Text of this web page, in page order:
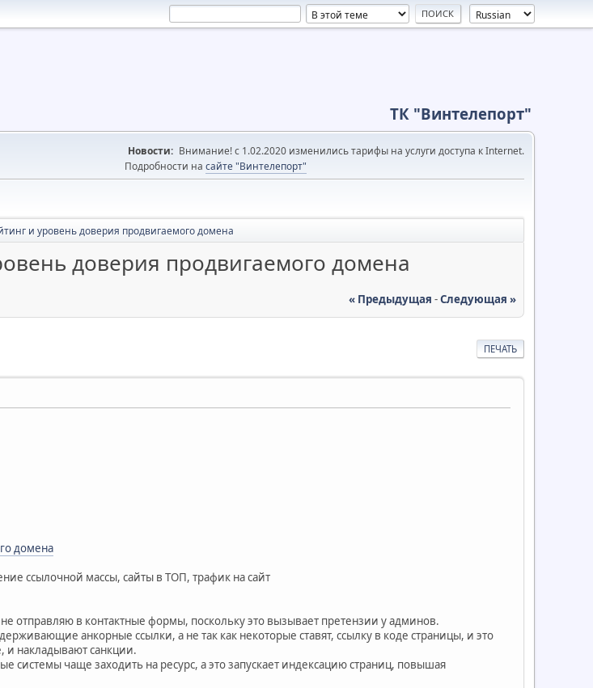
ТК "Винтелепорт"
Новости: Внимание! с 1.02.2020 изменились тарифы на услуги доступа к Internet.
Подробности на сайте "Винтелепорт"
и уровень доверия продвигаемого домена
доверия продвигаемого домена
« Предыдущая -Следующая »
ПЕЧАТЬ
домена
ссылочной массы, сайты в ТОП, трафик на сайт
отправляю в контактные формы, поскольку это вызывает претензии у админов.
анкорные ссылки, а не так как некоторые ставят, ссылку в коде страницы, и это
и накладывают санкции.
системы чаще заходить на ресурс, а это запускает индексацию страниц, повышая